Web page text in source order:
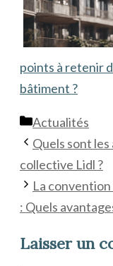
points à retenir
bâtiment ?
Catégories
Actualités
Quels sont
collective Lidl ?
La
: Quels
Laisser un